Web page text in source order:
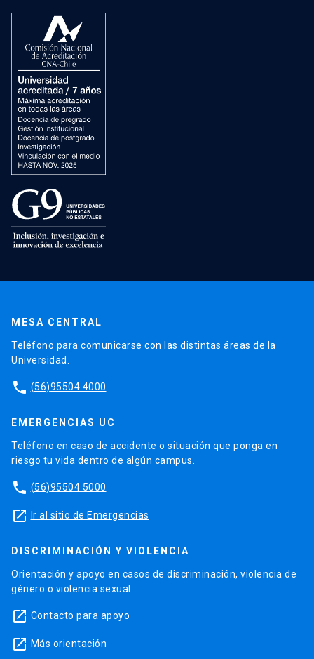
MESA CENTRAL
Teléfono para comunicarse con las distintas áreas de la
Universidad.
phone (56)95504 4000
EMERGENCIAS UC
Teléfono en caso de accidente o situación que ponga en
riesgo tu vida dentro de algún campus.
phone (56)95504 5000
launch Ir al sitio de Emergencias
DISCRIMINACIÓN Y VIOLENCIA
Orientación y apoyo en casos de discriminación, violencia de
género o violencia sexual.
launch Contacto para apoyo
launch Más orientación